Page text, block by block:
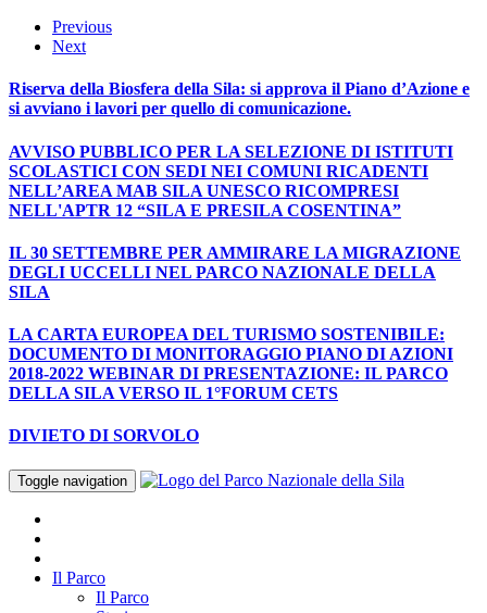
Previous
Next
Riserva della Biosfera della Sila: si approva il Piano d’Azione e
si avviano i lavori per quello di comunicazione.
AVVISO PUBBLICO PER LA SELEZIONE DI ISTITUTI
SCOLASTICI CON SEDI NEI COMUNI RICADENTI
NELL’AREA MAB SILA UNESCO RICOMPRESI
NELL'APTR 12 “SILA E PRESILA COSENTINA”
IL 30 SETTEMBRE PER AMMIRARE LA MIGRAZIONE
DEGLI UCCELLI NEL PARCO NAZIONALE DELLA
SILA
LA CARTA EUROPEA DEL TURISMO SOSTENIBILE:
DOCUMENTO DI MONITORAGGIO PIANO DI AZIONI
2018-2022 WEBINAR DI PRESENTAZIONE: IL PARCO
DELLA SILA VERSO IL 1°FORUM CETS
DIVIETO DI SORVOLO
Toggle navigation
Il Parco
Il Parco